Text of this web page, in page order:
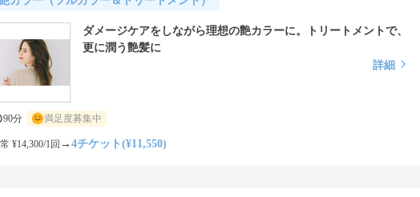
ダメージケアをしながら理想の艶カラーに。トリートメントで、
更に潤う艶髪に
詳細
90分 満足度募集中
¥14,300/1回 → 4チケット(¥11,550)